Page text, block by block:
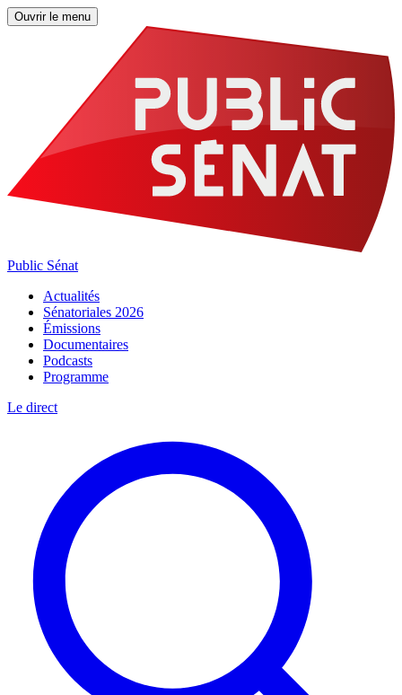
Ouvrir le menu
Public Sénat
Actualités
Sénatoriales 2026
Émissions
Documentaires
Podcasts
Programme
Le direct